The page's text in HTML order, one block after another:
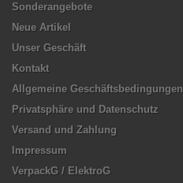
Sonderangebote
Neue Artikel
Unser Geschäft
Kontakt
Allgemeine Geschäftsbedingungen
Privatsphäre und Datenschutz
Versand und Zahlung
Impressum
VerpackG / ElektroG